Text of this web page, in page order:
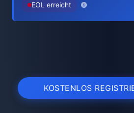
EOL erreicht
KOSTENLOS